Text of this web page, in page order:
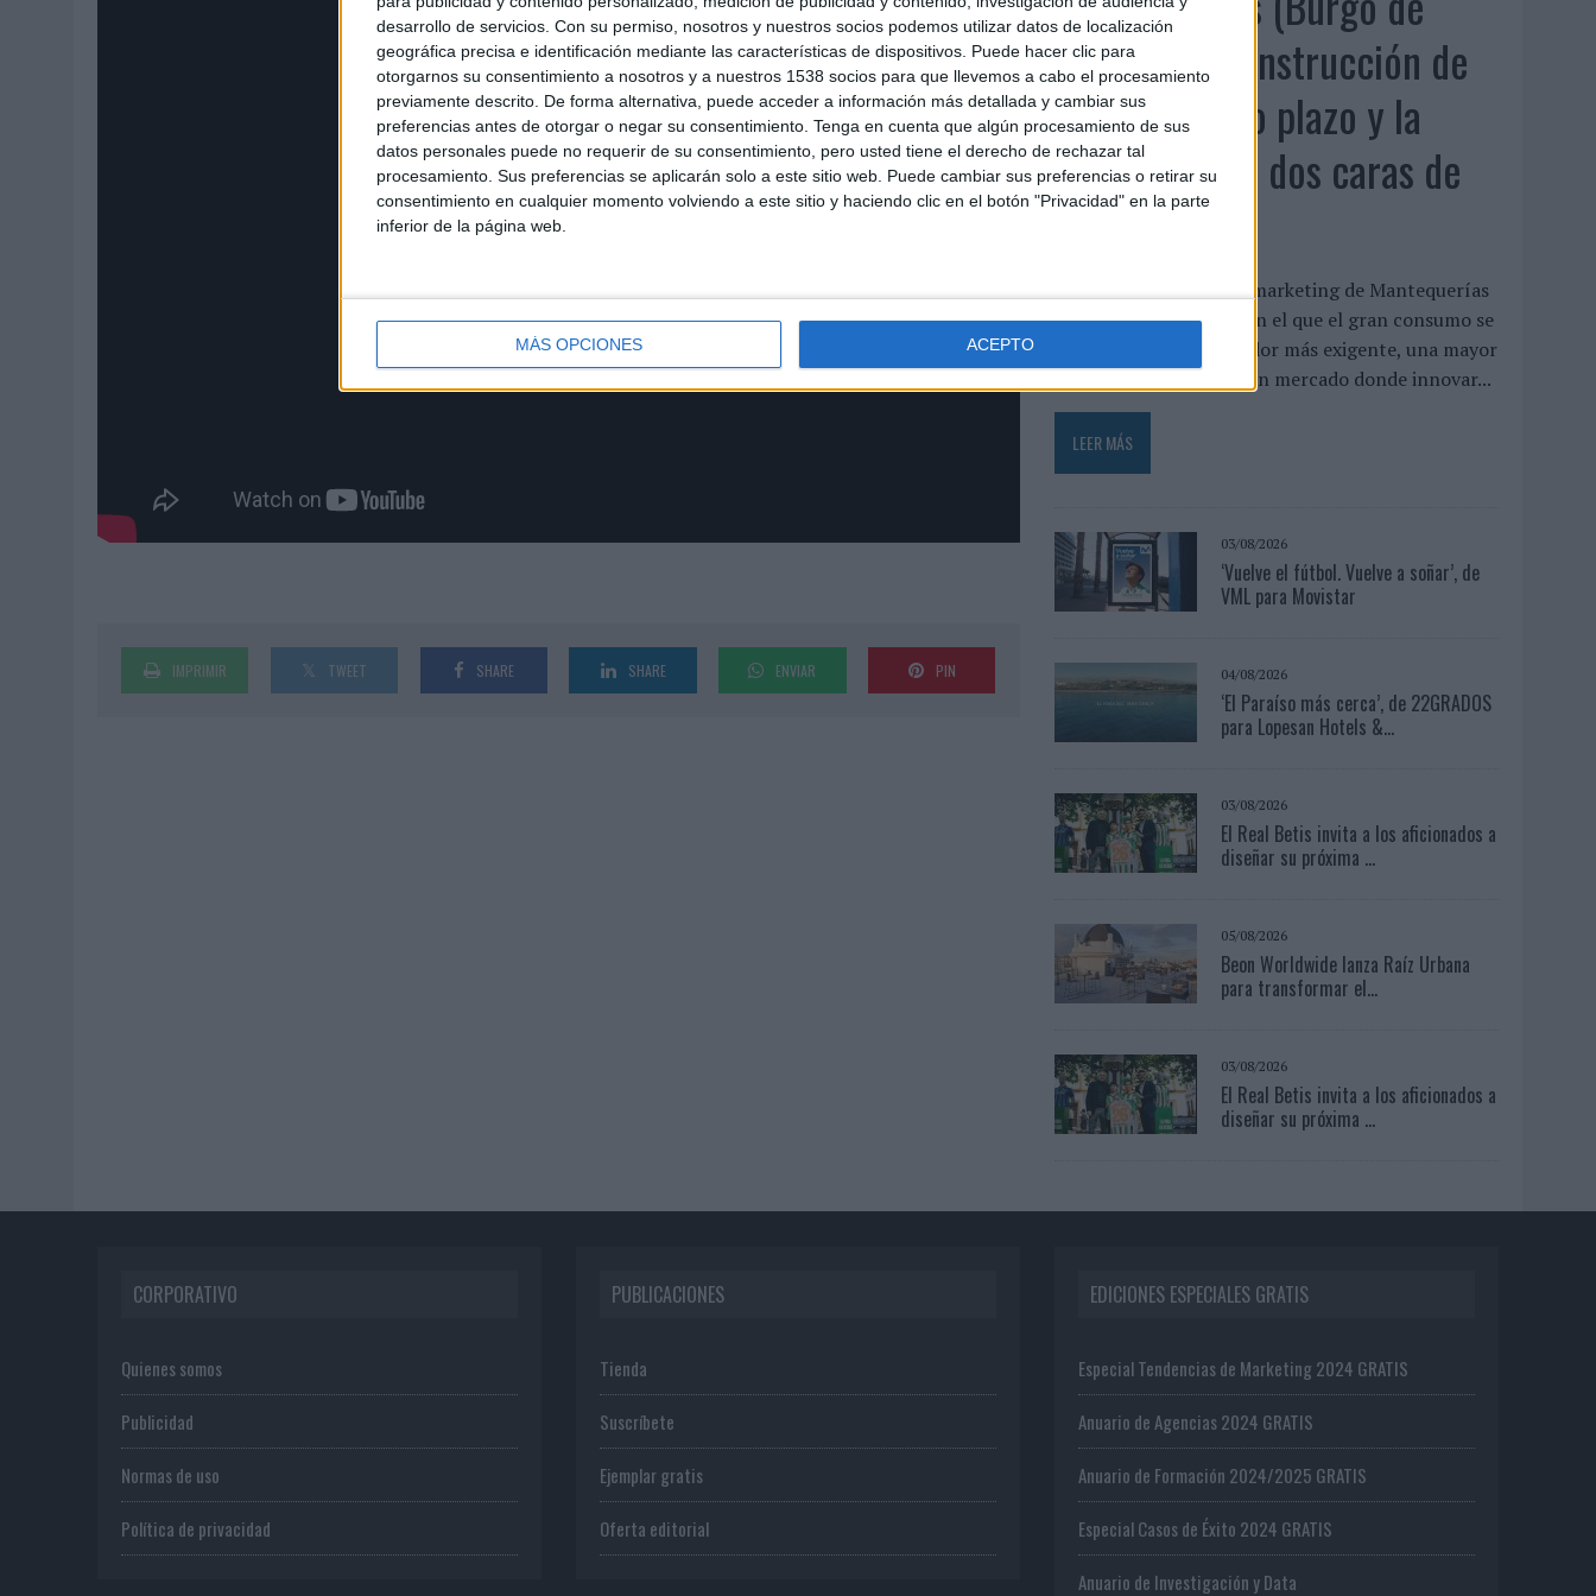
desarrollo de servicios. Con su permiso, nosotros y nuestros socios podemos utilizar datos de localización
geográfica precisa e identificación mediante las características de dispositivos. Puede hacer clic para
otorgarnos su consentimiento a nosotros y a nuestros 1538 socios para que llevemos a cabo el procesamiento
previamente descrito. De forma alternativa, puede acceder a información más detallada y cambiar sus
preferencias antes de otorgar o negar su consentimiento. Tenga en cuenta que algún procesamiento de sus
datos personales puede no requerir de su consentimiento, pero usted tiene el derecho de rechazar tal
procesamiento. Sus preferencias se aplicarán solo a este sitio web. Puede cambiar sus preferencias o retirar su
consentimiento en cualquier momento volviendo a este sitio y haciendo clic en el botón "Privacidad" en la parte
inferior de la página web.
MÁS OPCIONES ACEPTO
IMPRIMIR TWEET SHARE SHARE ENVIAR PIN
Arias): “La construcción de
marca a largo plazo y la
medición son dos caras de
la misma ...
Luis Arquillos dirige el marketing de Mantequerías
Arias en un momento en el que el gran consumo se
enfrenta a un consumidor más exigente, una mayor
presión competitiva y un mercado donde innovar...
LEER MÁS
03/08/2026
‘Vuelve el fútbol. Vuelve a soñar’, de
VML para Movistar
04/08/2026
‘El Paraíso más cerca’, de 22GRADOS
para Lopesan Hotels &...
03/08/2026
El Real Betis invita a los aficionados a
diseñar su próxima ...
05/08/2026
Beon Worldwide lanza Raíz Urbana
para transformar el...
03/08/2026
El Real Betis invita a los aficionados a
diseñar su próxima ...
CORPORATIVO
Quienes somos
Publicidad
Normas de uso
Política de privacidad
PUBLICACIONES
Tienda
Suscríbete
Ejemplar gratis
Oferta editorial
EDICIONES ESPECIALES GRATIS
Especial Tendencias de Marketing 2024 GRATIS
Anuario de Agencias 2024 GRATIS
Anuario de Formación 2024/2025 GRATIS
Especial Casos de Éxito 2024 GRATIS
Anuario de Investigación y Data